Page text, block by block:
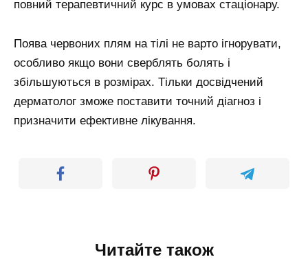
повний терапевтичний курс в умовах стаціонару.
Поява червоних плям на тілі не варто ігнорувати,
особливо якщо вони сверблять болять і
збільшуються в розмірах. Тільки досвідчений
дерматолог зможе поставити точний діагноз і
призначити ефективне лікування.
Читайте також